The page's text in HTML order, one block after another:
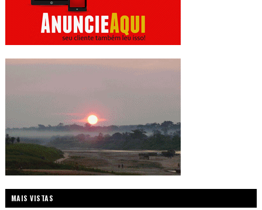
MAIS VISTAS